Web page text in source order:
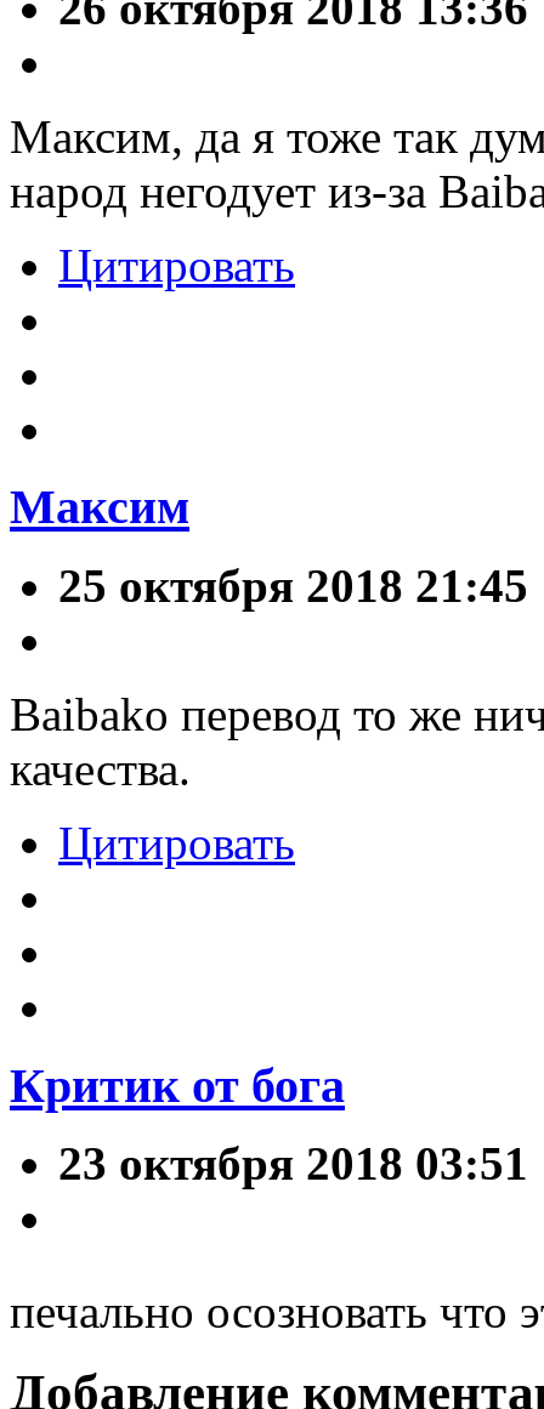
Максим, да я тоже так
народ негодует из-за
Цитировать
Максим
25 октября 2018 21:45
Baibako перевод то же
качества.
Цитировать
Критик от бога
23 октября 2018 03:51
печально осозновать что
Добавление